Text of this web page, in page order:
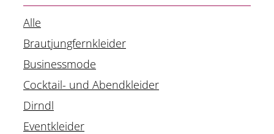
Alle
Brautjungfernkleider
Businessmode
Cocktail- und Abendkleider
Dirndl
Eventkleider